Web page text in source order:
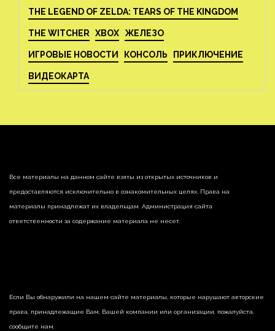
THE LEGEND OF ZELDA: TEARS OF THE KINGDOM
THE WITCHER XBOX ЖЕЛЕЗО
ИГРОВЫЕ НОВОСТИ КОНСОЛЬ ПРИКЛЮЧЕНИЕ
ВИДЕОКАРТА
Все материалы на данном сайте взяты из открытых источников и
предоставляются исключительно в ознакомительных целях. Права на
материалы принадлежат их владельцам. Администрация сайта
ответственности за содержание материала не несет.
Если Вы обнаружили на нашем сайте материалы, которые нарушают авторские
права, принадлежащие Вам, Вашей компании или организации, пожалуйста,
сообщите нам.